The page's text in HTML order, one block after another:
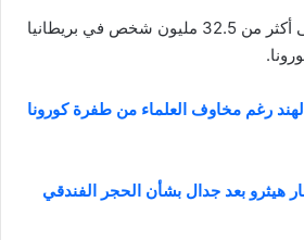
تجدر الإشارة إلى أنه تلقى أكثر من 32.5 مليون شخص في بريطانيا
رغم مخاوف العلماء من طفرة كورونا
هيثرو بعد جدال بشأن الحجر الفندقي